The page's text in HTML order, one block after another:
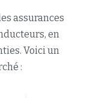
assurances
en
Voici un
: